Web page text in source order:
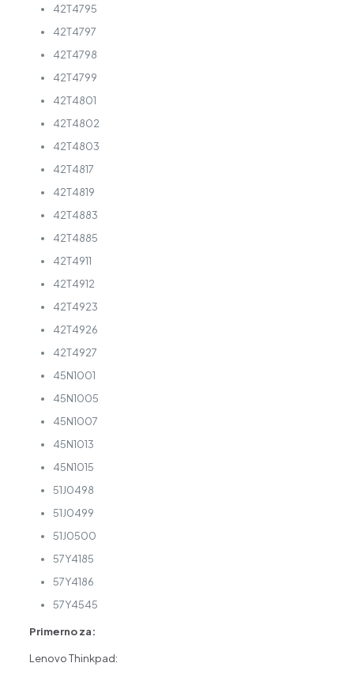
42T4795
42T4797
42T4798
42T4799
42T4801
42T4802
42T4803
42T4817
42T4819
42T4883
42T4885
42T4911
42T4912
42T4923
42T4926
42T4927
45N1001
45N1005
45N1007
45N1013
45N1015
51J0498
51J0499
51J0500
57Y4185
57Y4186
57Y4545
Primerno za:
Lenovo Thinkpad: